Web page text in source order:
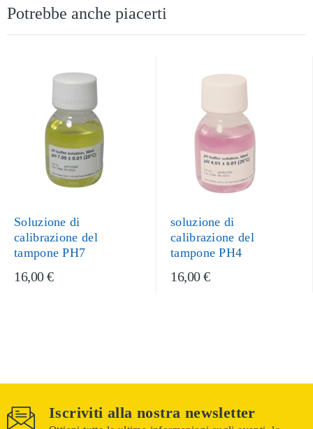
Potrebbe anche piacerti
Soluzione di
calibrazione del
tampone PH7
16,00 €
soluzione di
calibrazione del
tampone PH4
16,00 €
Iscriviti alla nostra newsletter